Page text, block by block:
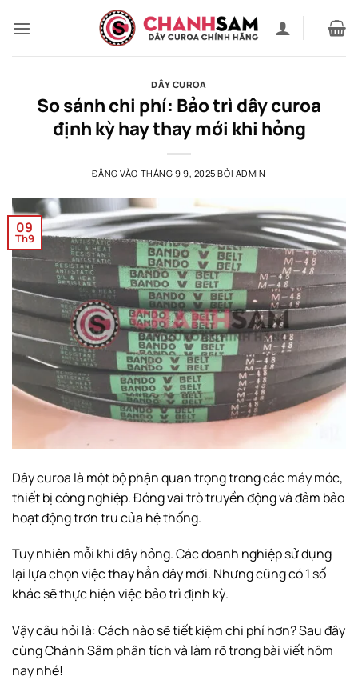
qua
DÂY CUROA
So sánh chi phí: Bảo trì dây curoa
định kỳ hay thay mới khi hỏng
ĐĂNG VÀO THÁNG 9 9, 2025 BỞI ADMIN
09
Th9
Dây curoa là một bộ phận quan trọng trong các máy móc,
thiết bị công nghiệp. Đóng vai trò truyền động và đảm bảo
hoạt động trơn tru của hệ thống.
Tuy nhiên mỗi khi dây hỏng. Các doanh nghiệp sử dụng
lại lựa chọn việc thay hẳn dây mới. Nhưng cũng có 1 số
khác sẽ thực hiện việc bảo trì định kỳ.
Vậy câu hỏi là: Cách nào sẽ tiết kiệm chi phí hơn? Sau đây
cùngChánh Sâm phân tích và làm rõ trong bài viết hôm
nay nhé!